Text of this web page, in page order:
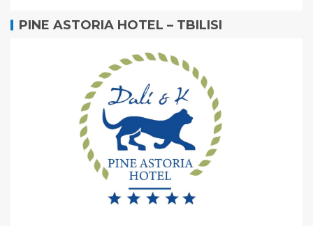
PINE ASTORIA HOTEL – TBILISI